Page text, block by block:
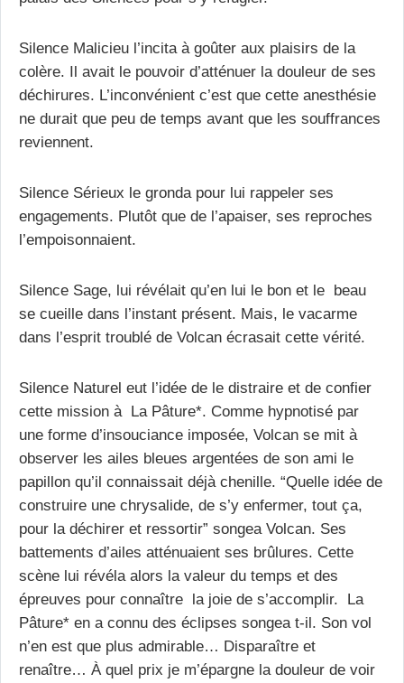
Silence Malicieu l’incita à goûter aux plaisirs de la
colère. Il avait le pouvoir d’atténuer la douleur de ses
déchirures. L’inconvénient c’est que cette anesthésie
ne durait que peu de temps avant que les souffrances
reviennent.
Silence Sérieux le gronda pour lui rappeler ses
engagements. Plutôt que de l’apaiser, ses reproches
l’empoisonnaient.
Silence Sage, lui révélait qu’en lui le bon et le beau
se cueille dans l’instant présent. Mais, le vacarme
dans l’esprit troublé de Volcan écrasait cette vérité.
Silence Naturel eut l’idée de le distraire et de confier
cette mission à La Pâture*. Comme hypnotisé par
une forme d’insouciance imposée, Volcan se mit à
observer les ailes bleues argentées de son ami le
papillon qu’il connaissait déjà chenille. “Quelle idée de
construire une chrysalide, de s’y enfermer, tout ça,
pour la déchirer et ressortir” songea Volcan. Ses
battements d’ailes atténuaient ses brûlures. Cette
scène lui révéla alors la valeur du temps et des
épreuves pour connaître la joie de s’accomplir. La
Pâture* en a connu des éclipses songea t-il. Son vol
n’en est que plus admirable… Disparaître et
renaître… À quel prix je m’épargne la douleur de voir